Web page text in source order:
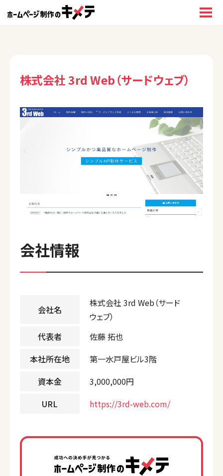
株式会社 3rd Web（サードウェブ）
会社情報
会社名
株式会社 3rd Web（サード
ウェブ）
代表者
佐藤 拓也
本社所在地
第一水戸屋ビル3階
資本金
3,000,000円
URL
https://3rd-web.com/